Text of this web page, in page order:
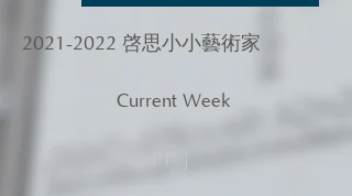
2021-2022 啓思小小藝術家
Current Week